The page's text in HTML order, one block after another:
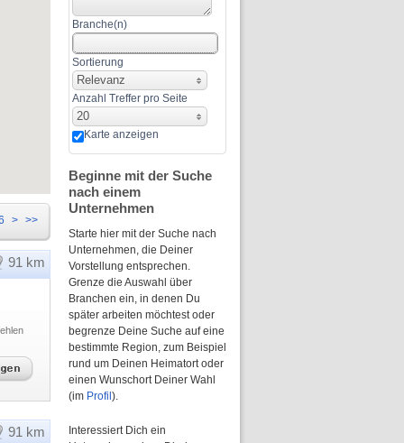
> >>
91 km
91 km
Branche(n)
Sortierung
Relevanz
Anzahl Treffer pro Seite
20
Karte anzeigen
Beginne mit der Suche
nach einem
Unternehmen
Starte hier mit der Suche nach
Unternehmen, die Deiner
Vorstellung entsprechen.
Grenze die Auswahl über
Branchen ein, in denen Du
später arbeiten möchtest oder
begrenze Deine Suche auf eine
bestimmte Region, zum Beispiel
rund um Deinen Heimatort oder
einen Wunschort Deiner Wahl
(im Profil ).
Interessiert Dich ein